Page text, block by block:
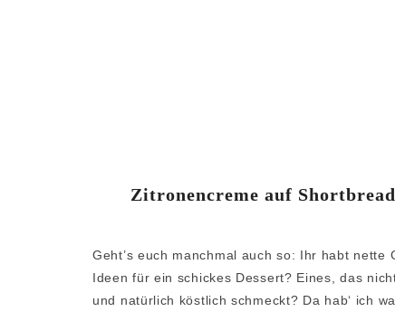
Zitronencreme auf
Geht’s euch manchmal auch so: Ihr habt
Ideen für ein schickes Dessert? Eines, das
und natürlich köstlich schmeckt? Da hab‘ ich